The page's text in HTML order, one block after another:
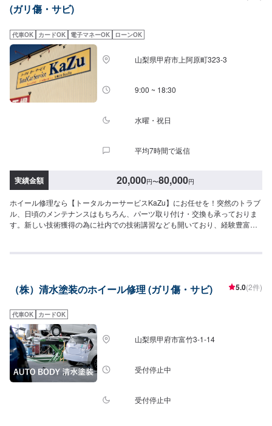
(ガリ傷・サビ)
代車OK カードOK 電子マネーOK ローンOK
山梨県甲府市上阿原町323-3
9:00 ~ 18:30
水曜・祝日
平均7時間で返信
実績金額 20,000円〜80,000円
ホイール修理なら【トータルカーサービスKaZu】にお任せを！突然のトラブ
ル、日頃のメンテナンスはもちろん、パーツ取り付け・交換も承っておりま
す。新しい技術獲得の為に社内での技術講習なども開いており、経験豊富な
イールの歪み・キズなどの修理は【特定整備整備認証工場】のトータルカー
て最先端の技術と環境変化に対応し、熱い想いで心のこもった最高のサービ
に信頼され、熱い想いで社会に貢献できる会社を目指します-----------------------
-------------------------------------【1】オファーにてお問い合わせ【2】お見積り
【3】お見積りにご納得いただければ作業開始【4】仕上がり次第納車⚫業務
内容自動車鈑金(板金)塗装/新車・中古車販売/車検/一般整備/自動車保険/ボデ
ィガラスコーティング/カメラレーダーのキャリブレーション/エーミング調整
⚫アフターフォローサービスも充実修理や車検整備などのアフターフォロー
だけではなく普段のカーメンテナンスもKaZuは充実しています。ちょっとお
安全安心のお手伝いをスタッフ一同誠心誠意努めてまいります。是非ご利用
（株）清水塗装のホイール修理 (ガリ傷・サビ) 5.0(2件)
代車OK カードOK
山梨県甲府市富竹3-1-14
受付停止中
受付停止中